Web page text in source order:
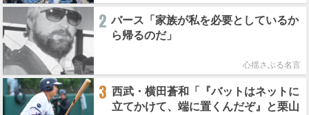
2 バース「家族が私を必要としているか
ら帰るのだ」
心揺さぶる名言
3 西武・横田蒼和「『バットはネットに
立てかけて、端に置くんだぞ』と栗山